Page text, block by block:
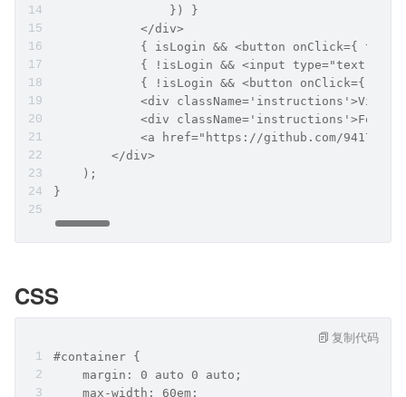
                }) }
            </div>
{ isLogin && <button onClick={
{ !isLogin && <input type="text"
{ !isLogin && <button onClick={
<div className='instructions'>View
<div className='instructions'>For
<a href="https://github.com/
        </div>
    );
}
CSS
#container {
    margin: 0 auto 0 auto;
    max-width: 60em;
复制代码